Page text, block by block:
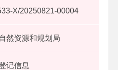
X/20250821-00004
然资源和规划局
记信息